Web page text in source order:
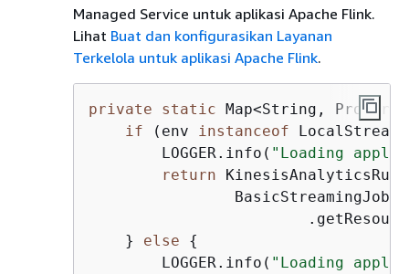
Managed Service untuk aplikasi Apache Flink.
Lihat Buat dan konfigurasikan Layanan
Terkelola untuk aplikasi Apache Flink.
private static Map<String,
if (env instanceof
        LOGGER.info(
"Loading
return
    }
else
{
        LOGGER.info(
"Loading